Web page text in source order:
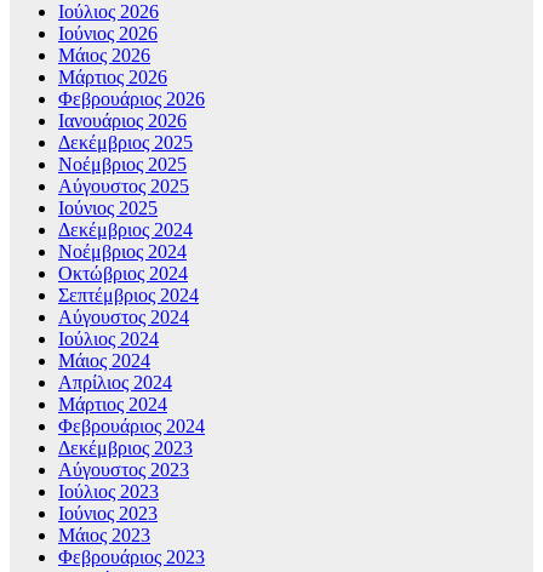
Ιούλιος 2026
Ιούνιος 2026
Μάιος 2026
Μάρτιος 2026
Φεβρουάριος 2026
Ιανουάριος 2026
Δεκέμβριος 2025
Νοέμβριος 2025
Αύγουστος 2025
Ιούνιος 2025
Δεκέμβριος 2024
Νοέμβριος 2024
Οκτώβριος 2024
Σεπτέμβριος 2024
Αύγουστος 2024
Ιούλιος 2024
Μάιος 2024
Απρίλιος 2024
Μάρτιος 2024
Φεβρουάριος 2024
Δεκέμβριος 2023
Αύγουστος 2023
Ιούλιος 2023
Ιούνιος 2023
Μάιος 2023
Φεβρουάριος 2023